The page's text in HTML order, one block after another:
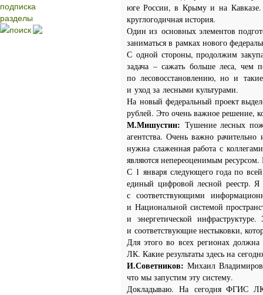
подписка
разделы
поиск
юге России, в Крыму и на Кавказе.
круглогодичная история.
Один из основных элементов
заниматься в рамках нового
С одной стороны, продолжим
задача – сажать больше леса, чем
по лесовосстановлению, но и
и уход за лесными культурами.
На новый федеральный проект
рублей. Это очень важное решение,
М.Мишустин: Тушение лесных
агентства. Очень важно
нужна слаженная работа с
являются непереоценимым
С 1 января следующего года по
единый цифровой лесной реестр. Я
с соответствующими
и Национальной системой
и энергетической
и соответствующие нестыковки,
Для этого во всех регионах должна
ЛК. Какие результаты здесь на
И.Советников:Михаил
что мы запустим эту систему.
Докладываю. На сегодня ФГИС